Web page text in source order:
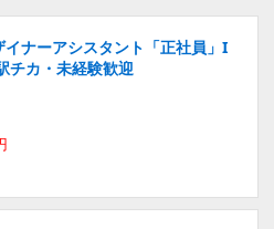
イナーアシスタント「正社員」I
チカ・未経験歓迎